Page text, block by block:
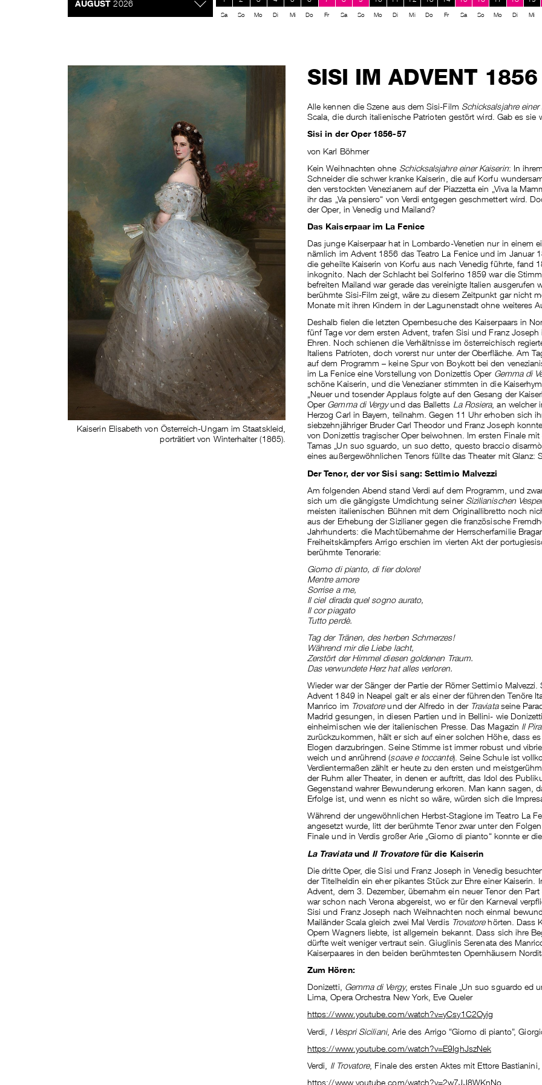
Sa So Mo Di Mi Do Fr Sa So Mo Di Mi Do Fr Sa So Mo Di Mi
Kaiserin Elisabeth von Österreich-Ungarn im Staatskleid,
porträtiert von Winterhalter (1865).
SISI IM ADVENT 1856
Alle kennen die Szene aus dem Sisi-Film Schicksalsjahre
Scala, die durch italienische Patrioten gestört wird. Gab es sie
Sisi in der Oper 1856-57
von Karl Böhmer
Kein Weihnachten ohne Schicksalsjahre einer Kaiserin: In
Schneider die schwer kranke Kaiserin, die auf Korfu
den verstockten Venezianern auf der Piazzetta ein „Viva la
ihr das „Va pensiero“ von Verdi entgegen geschmettert wird.
der Oper, in Venedig und Mailand?
Das Kaiserpaar im La Fenice
Das junge Kaiserpaar hat in Lombardo-Venetien nur in einem
nämlich im Advent 1856 das Teatro La Fenice und im Januar
die geheilte Kaiserin von Korfu aus nach Venedig führte,
inkognito. Nach der Schlacht bei Solferino 1859 war die
befreiten Mailand war gerade das vereinigte Italien
berühmte Sisi-Film zeigt, wäre zu diesem Zeitpunkt gar nicht
Monate mit ihren Kindern in der Lagunenstadt ohne weiteres
Deshalb fielen die letzten Opernbesuche des Kaiserpaars in
fünf Tage vor dem ersten Advent, trafen Sisi und Franz Joseph
Ehren. Noch schienen die Verhältnisse im österreichisch
Italiens Patrioten, doch vorerst nur unter der Oberfläche. Am
auf dem Programm – keine Spur von Boykott bei den
im La Fenice eine Vorstellung von Donizettis OperGemma di
schöne Kaiserin, und die Venezianer stimmten in die
„Neuer und tosender Applaus folgte auf den Gesang der
OperGemma di Vergyund das Balletts La Rosiera, an welcher
Herzog Carl in Bayern, teilnahm. Gegen 11 Uhr erhoben sich
siebzehnjähriger Bruder Carl Theodor und Franz Joseph
von Donizettis tragischer Oper beiwohnen. Im ersten Finale
Tamas „Un suo sguardo, un suo detto, questo braccio
eines außergewöhnlichen Tenors füllte das Theater mit Glanz:
Der Tenor, der vor Sisi sang: Settimio Malvezzi
Am folgenden Abend stand Verdi auf dem Programm, und
sich um die gängigste Umdichtung seinerSizilianischen
meisten italienischen Bühnen mit dem Originallibretto noch
aus der Erhebung der Sizilianer gegen die französische
Jahrhunderts: die Machtübernahme der Herrscherfamilie
Freiheitskämpfers Arrigo erschien im vierten Akt der
berühmte Tenorarie:
Giorno di pianto, di fier dolore!
Mentre amore
Sorrise a me,
Il ciel dirada quel sogno aurato,
Il cor piagato
Tutto perdè.
Tag der Tränen, des herben Schmerzes!
Während mir die Liebe lacht,
Zerstört der Himmel diesen goldenen Traum.
Das verwundete Herz hat alles verloren.
Wieder war der Sänger der Partie der Römer Settimio
Advent 1849 in Neapel galt er als einer der führenden Tenöre
Manrico im Trovatoreund der Alfredo in derTraviataseine
Madrid gesungen, in diesen Partien und in Bellini- wie
einheimischen wie der italienischen Presse. Das Magazin Il
zurückzukommen, hält er sich auf einer solchen Höhe, dass
Elogen darzubringen. Seine Stimme ist immer robust und
weich und anrührend (soave e toccante). Seine Schule ist
Verdientermaßen zählt er heute zu den ersten und
der Ruhm aller Theater, in denen er auftritt, das Idol des
Gegenstand wahrer Bewunderung erkoren. Man kann sagen,
Erfolge ist, und wenn es nicht so wäre, würden sich die
Während der ungewöhnlichen Herbst-Stagione im Teatro La
angesetzt wurde, litt der berühmte Tenor zwar unter den
Finale und in Verdis großer Arie „Giorno di pianto“ konnte er
La Traviataund Il Trovatorefür die Kaiserin
Die dritte Oper, die Sisi und Franz Joseph in Venedig
der Titelheldin ein eher pikantes Stück zur Ehre einer
Advent, dem 3. Dezember, übernahm ein neuer Tenor den
war schon nach Verona abgereist, wo er für den Karneval
Sisi und Franz Joseph nach Weihnachten noch einmal
Mailänder Scala gleich zwei Mal Verdis Trovatorehörten. Dass
Opern Wagners liebte, ist allgemein bekannt. Dass sich ihre
dürfte weit weniger vertraut sein. Giuglinis Serenata des
Kaiserpaares in den beiden berühmtesten Opernhäusern
Zum Hören:
Donizetti, Gemma di Vergy, erstes Finale „Un suo sguardo ed
Lima, Opera Orchestra New York, Eve Queler
https://www.youtube.com/watch?v=yCsy1C2Oyig
Verdi, I Vespri Siciliani, Arie des Arrigo “Giorno di pianto”,
https://www.youtube.com/watch?v=E9IghJszNek
Verdi, Il Trovatore, Finale des ersten Aktes mit Ettore
https://www.youtube.com/watch?v=2w7JJ8WKnNo